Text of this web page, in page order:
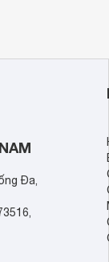
Đa,